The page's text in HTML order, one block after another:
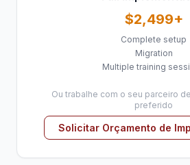
$2,499+
Complete setup
Migration
Multiple training
Ou trabalhe com o seu parceiro
preferido
Solicitar Orçamento de